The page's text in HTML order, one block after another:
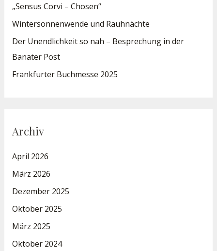
„Sensus Corvi – Chosen“
Wintersonnenwende und Rauhnächte
Der Unendlichkeit so nah – Besprechung in der
Banater Post
Frankfurter Buchmesse 2025
Archiv
April 2026
März 2026
Dezember 2025
Oktober 2025
März 2025
Oktober 2024